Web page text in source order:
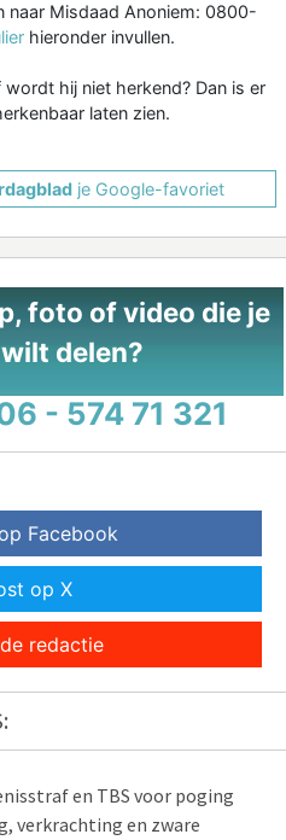
naar Misdaad Anoniem: 0800-
hieronder invullen.
hij niet herkend? Dan is er
laten zien.
je Google-favoriet
foto of video die je
delen?
- 574 71 321
Facebook
op X
redactie
en TBS voor poging
verkrachting en zware